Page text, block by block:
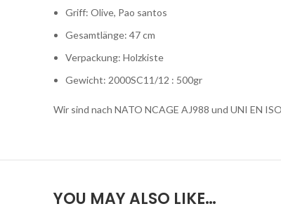
Griff: Olive, Pao santos
Gesamtlänge: 47 cm
Verpackung: Holzkiste
Gewicht: 2000SC11/12 : 500gr
Wir sind nach NATO NCAGE AJ988 und UNI EN
YOU MAY ALSO LIKE…